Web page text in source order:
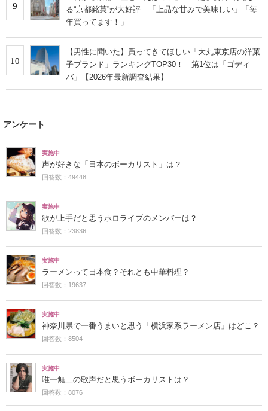
9
る“京都銘菓”が大好評 「上品な甘みで美味しい」「毎
年買ってます！」
10
【男性に聞いた】買ってきてほしい「大丸東京店の洋菓
子ブランド」ランキングTOP30！ 第1位は「ゴディ
バ」【2026年最新調査結果】
アンケート
実施中
声が好きな「日本のボーカリスト」は？
回答数：49448
実施中
歌が上手だと思うホロライブのメンバーは？
回答数：23836
実施中
ラーメンって日本食？それとも中華料理？
回答数：19637
実施中
神奈川県で一番うまいと思う「横浜家系ラーメン店」はどこ？
回答数：8504
実施中
唯一無二の歌声だと思うボーカリストは？
回答数：8076